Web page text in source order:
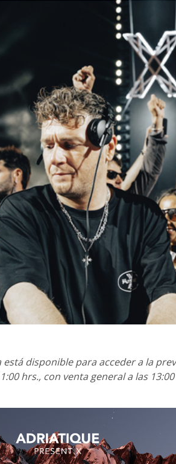
está disponible para acceder a la
hrs., con venta general a las